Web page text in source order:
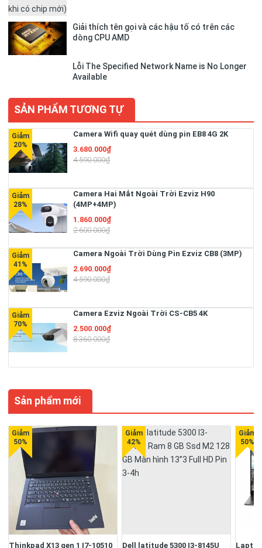
Giải thích tên gọi và các hậu tố có trên các
dòng CPU AMD
Lỗi The Specified Network Name is No Longer
Available
SẢN PHẨM TƯƠNG TỰ
Camera Wifi quay quét dùng pin EB8 4G 2K
3.680.000₫
4.590.000₫
Camera Hai Mắt Ngoài Trời Ezviz H90
(4MP+4MP)
1.860.000₫
2.600.000₫
Camera Ngoài Trời Dùng Pin Ezviz CB8 (3MP)
2.690.000₫
4.590.000₫
Camera Ezviz Ngoài Trời CS-CB5 4K
2.500.000₫
8.360.000₫
Sản phẩm mới
Thinkpad X13 gen 1 I7-10510
Dell latitude 5300 I3-8145U
Laptop